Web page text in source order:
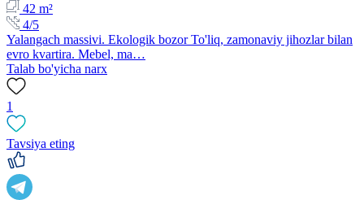
42 m²
4/5
Yalangach massivi. Ekologik bozor To'liq, zamonaviy jihozlar bilan
evro kvartira. Mebel, ma…
Talab bo'yicha narx
1
Tavsiya eting